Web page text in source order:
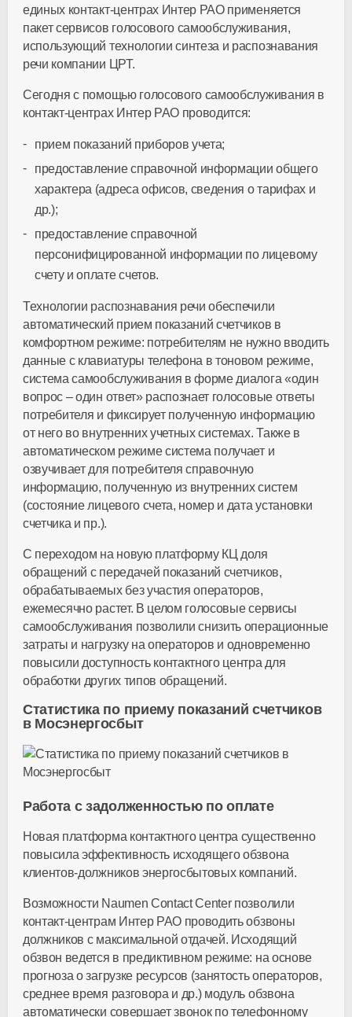
единых контакт-центрах Интер РАО применяется
пакет сервисов голосового самообслуживания,
использующий технологии синтеза и распознавания
речи компании ЦРТ.
Сегодня с помощью голосового самообслуживания в
контакт-центрах Интер РАО проводится:
прием показаний приборов учета;
предоставление справочной информации общего
характера (адреса офисов, сведения о тарифах и
др.);
предоставление справочной
персонифицированной информации по лицевому
счету и оплате счетов.
Технологии распознавания речи обеспечили
автоматический прием показаний счетчиков в
комфортном режиме: потребителям не нужно вводить
данные с клавиатуры телефона в тоновом режиме,
система самообслуживания в форме диалога «один
вопрос – один ответ» распознает голосовые ответы
потребителя и фиксирует полученную информацию
от него во внутренних учетных системах. Также в
автоматическом режиме система получает и
озвучивает для потребителя справочную
информацию, полученную из внутренних систем
(состояние лицевого счета, номер и дата установки
счетчика и пр.).
С переходом на новую платформу КЦ доля
обращений с передачей показаний счетчиков,
обрабатываемых без участия операторов,
ежемесячно растет. В целом голосовые сервисы
самообслуживания позволили снизить операционные
затраты и нагрузку на операторов и одновременно
повысили доступность контактного центра для
обработки других типов обращений.
Статистика по приему показаний счетчиков
в Мосэнергосбыт
Работа с задолженностью по оплате
Новая платформа контактного центра существенно
повысила эффективность исходящего обзвона
клиентов-должников энергосбытовых компаний.
Возможности Naumen Contact Center позволили
контакт-центрам Интер РАО проводить обзвоны
должников с максимальной отдачей. Исходящий
обзвон ведется в предиктивном режиме: на основе
прогноза о загрузке ресурсов (занятость операторов,
среднее время разговора и др.) модуль обзвона
автоматически совершает звонок по телефонному